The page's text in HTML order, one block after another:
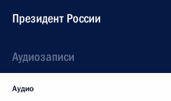
Президент России
Аудиозаписи
Аудио